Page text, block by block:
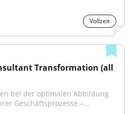
Vollzeit
Transformation (all
bei der optimalen Abbildung
Geschäftsprozesse –...